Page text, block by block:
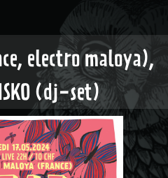
electro maloya),
(dj-set)